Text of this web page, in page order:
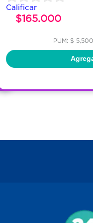
Calificar
$165.000
PUM: $